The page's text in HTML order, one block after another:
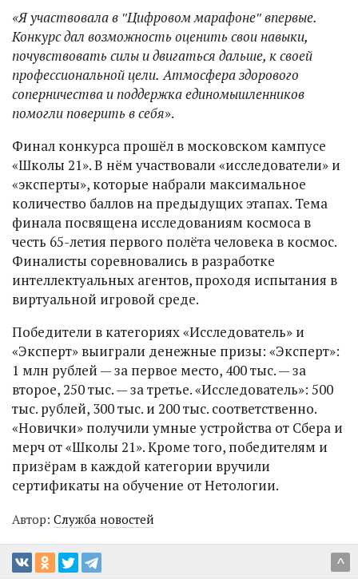
«Я участвовала в ″Цифровом марафоне″ впервые.
Конкурс дал возможность оценить свои навыки,
почувствовать силы и двигаться дальше, к своей
профессиональной цели. Атмосфера здорового
соперничества и поддержка единомышленников
помогли поверить в себя».
Финал конкурса прошёл в московском кампусе
«Школы 21». В нём участвовали «исследователи» и
«эксперты», которые набрали максимальное
количество баллов на предыдущих этапах. Тема
финала посвящена исследованиям космоса в
честь 65-летия первого полёта человека в космос.
Финалисты соревновались в разработке
интеллектуальных агентов, проходя испытания в
виртуальной игровой среде.
Победители в категориях «Исследователь» и
«Эксперт» выиграли денежные призы: «Эксперт»:
1 млн рублей — за первое место, 400 тыс. — за
второе, 250 тыс. — за третье. «Исследователь»: 500
тыс. рублей, 300 тыс. и 200 тыс. соответственно.
«Новички» получили умные устройства от Сбера и
мерч от «Школы 21». Кроме того, победителям и
призёрам в каждой категории вручили
сертификаты на обучение от Нетологии.
Автор: Служба новостей
^